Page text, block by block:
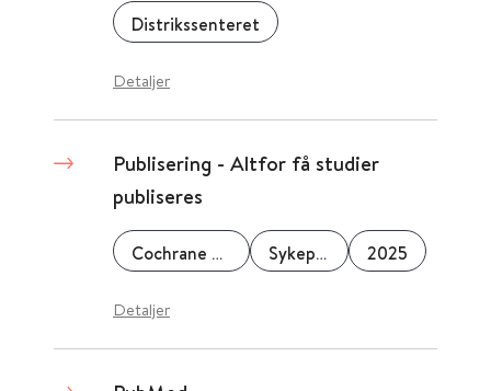
Distrikssenteret
Detaljer
Publisering - Altfor få studier
publiseres
Cochrane Norway Sykepleien 2025
Detaljer